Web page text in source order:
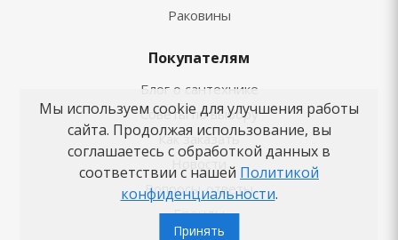
Раковины
Покупателям
Блог о сантехнике
Советы по выбору
Как заказать
Новости
Вопросы-ответы
Бренды
Мы используем cookie для улучшения работы
сайта. Продолжая использование, вы
соглашаетесь с обработкой данных в
соответствии с нашей Политикой
конфиденциальности.
Принять